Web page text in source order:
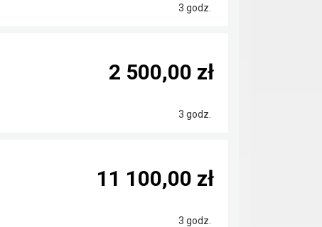
3 godz.
3 godz.
2 500,00 zł
3 godz.
11 100,00 zł